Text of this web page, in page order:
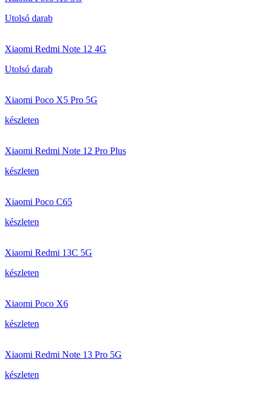
Utolsó darab
Xiaomi Redmi Note 12 4G
Utolsó darab
Xiaomi Poco X5 Pro 5G
készleten
Xiaomi Redmi Note 12 Pro Plus
készleten
Xiaomi Poco C65
készleten
Xiaomi Redmi 13C 5G
készleten
Xiaomi Poco X6
készleten
Xiaomi Redmi Note 13 Pro 5G
készleten